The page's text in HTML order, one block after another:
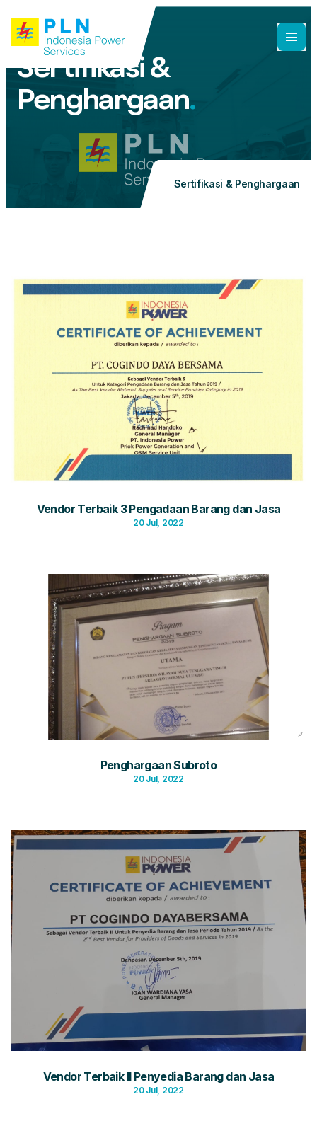
Sertifikasi &
Penghargaan.
Sertifikasi & Penghargaan
Vendor Terbaik 3 Pengadaan Barang dan Jasa
20 Jul, 2022
Penghargaan Subroto
20 Jul, 2022
Vendor Terbaik II Penyedia Barang dan Jasa
20 Jul, 2022